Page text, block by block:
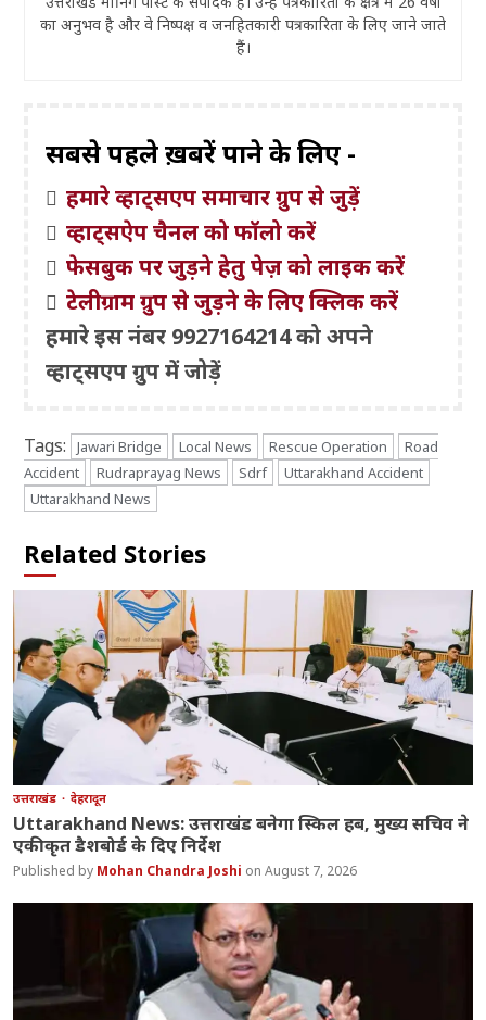
का अनुभव है और वे निष्पक्ष व जनहितकारी पत्रकारिता के लिए जाने जाते
हैं।
सबसे पहले ख़बरें पाने के लिए -
हमारे व्हाट्सएप समाचार ग्रुप से जुड़ें
व्हाट्सऐप चैनल को फॉलो करें
फेसबुक पर जुड़ने हेतु पेज़ को लाइक करें
टेलीग्राम ग्रुप से जुड़ने के लिए क्लिक करें
हमारे इस नंबर 9927164214 को अपने
व्हाट्सएप ग्रुप में जोड़ें
Tags: Jawari Bridge Local News Rescue Operation
Road
Accident
Rudraprayag News Sdrf
Uttarakhand Accident
Uttarakhand News
Related Stories
उत्तराखंड देहरादून
Uttarakhand News: उत्तराखंड बनेगा स्किल हब, मुख्य सचिव ने
एकीकृत डैशबोर्ड के दिए निर्देश
Mohan Chandra Joshi August 7, 2026